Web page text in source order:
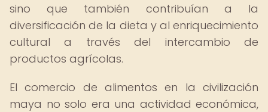
sino que también contribuían a la
diversificación de la dieta y al enriquecimiento
cultural a través del intercambio de
productos agrícolas.
El comercio de alimentos en la civilización
maya no solo era una actividad económica,